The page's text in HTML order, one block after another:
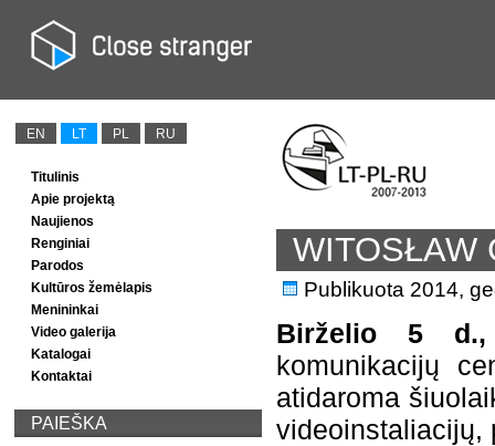
EN LT PL RU
Titulinis
Apie projektą
Naujienos
Renginiai
Parodos
Kultūros žemėlapis
Menininkai
Video galerija
Katalogai
Kontaktai
PAIEŠKA
WITOSŁAW
Publikuota 2014,
Birželio 5
komunikacijų
atidaroma
videoinstaliacijų,